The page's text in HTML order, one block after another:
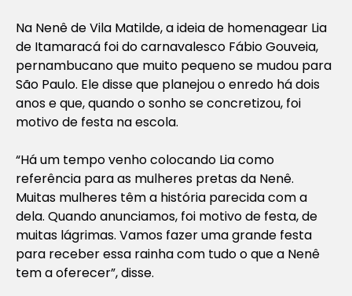
Na Nenê de Vila Matilde, a ideia de homenagear Lia
de Itamaracá foi do carnavalesco Fábio Gouveia,
pernambucano que muito pequeno se mudou para
São Paulo. Ele disse que planejou o enredo há dois
anos e que, quando o sonho se concretizou, foi
motivo de festa na escola.
“Há um tempo venho colocando Lia como
referência para as mulheres pretas da Nenê.
Muitas mulheres têm a história parecida com a
dela. Quando anunciamos, foi motivo de festa, de
muitas lágrimas. Vamos fazer uma grande festa
para receber essa rainha com tudo o que a Nenê
tem a oferecer”, disse.